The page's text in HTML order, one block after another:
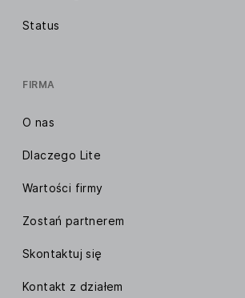
Status
FIRMA
O nas
Dlaczego Lite
Wartości firmy
Zostań partnerem
Skontaktuj się
Kontakt z działem